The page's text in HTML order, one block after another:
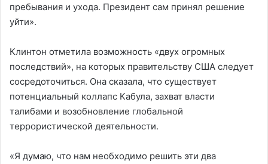
пребывания и ухода. Президент сам принял решение
уйти».
Клинтон отметила возможность «двух огромных
последствий», на которых правительству США следует
сосредоточиться. Она сказала, что существует
потенциальный коллапс Кабула, захват власти
талибами и возобновление глобальной
террористической деятельности.
«Я думаю, что нам необходимо решить эти два